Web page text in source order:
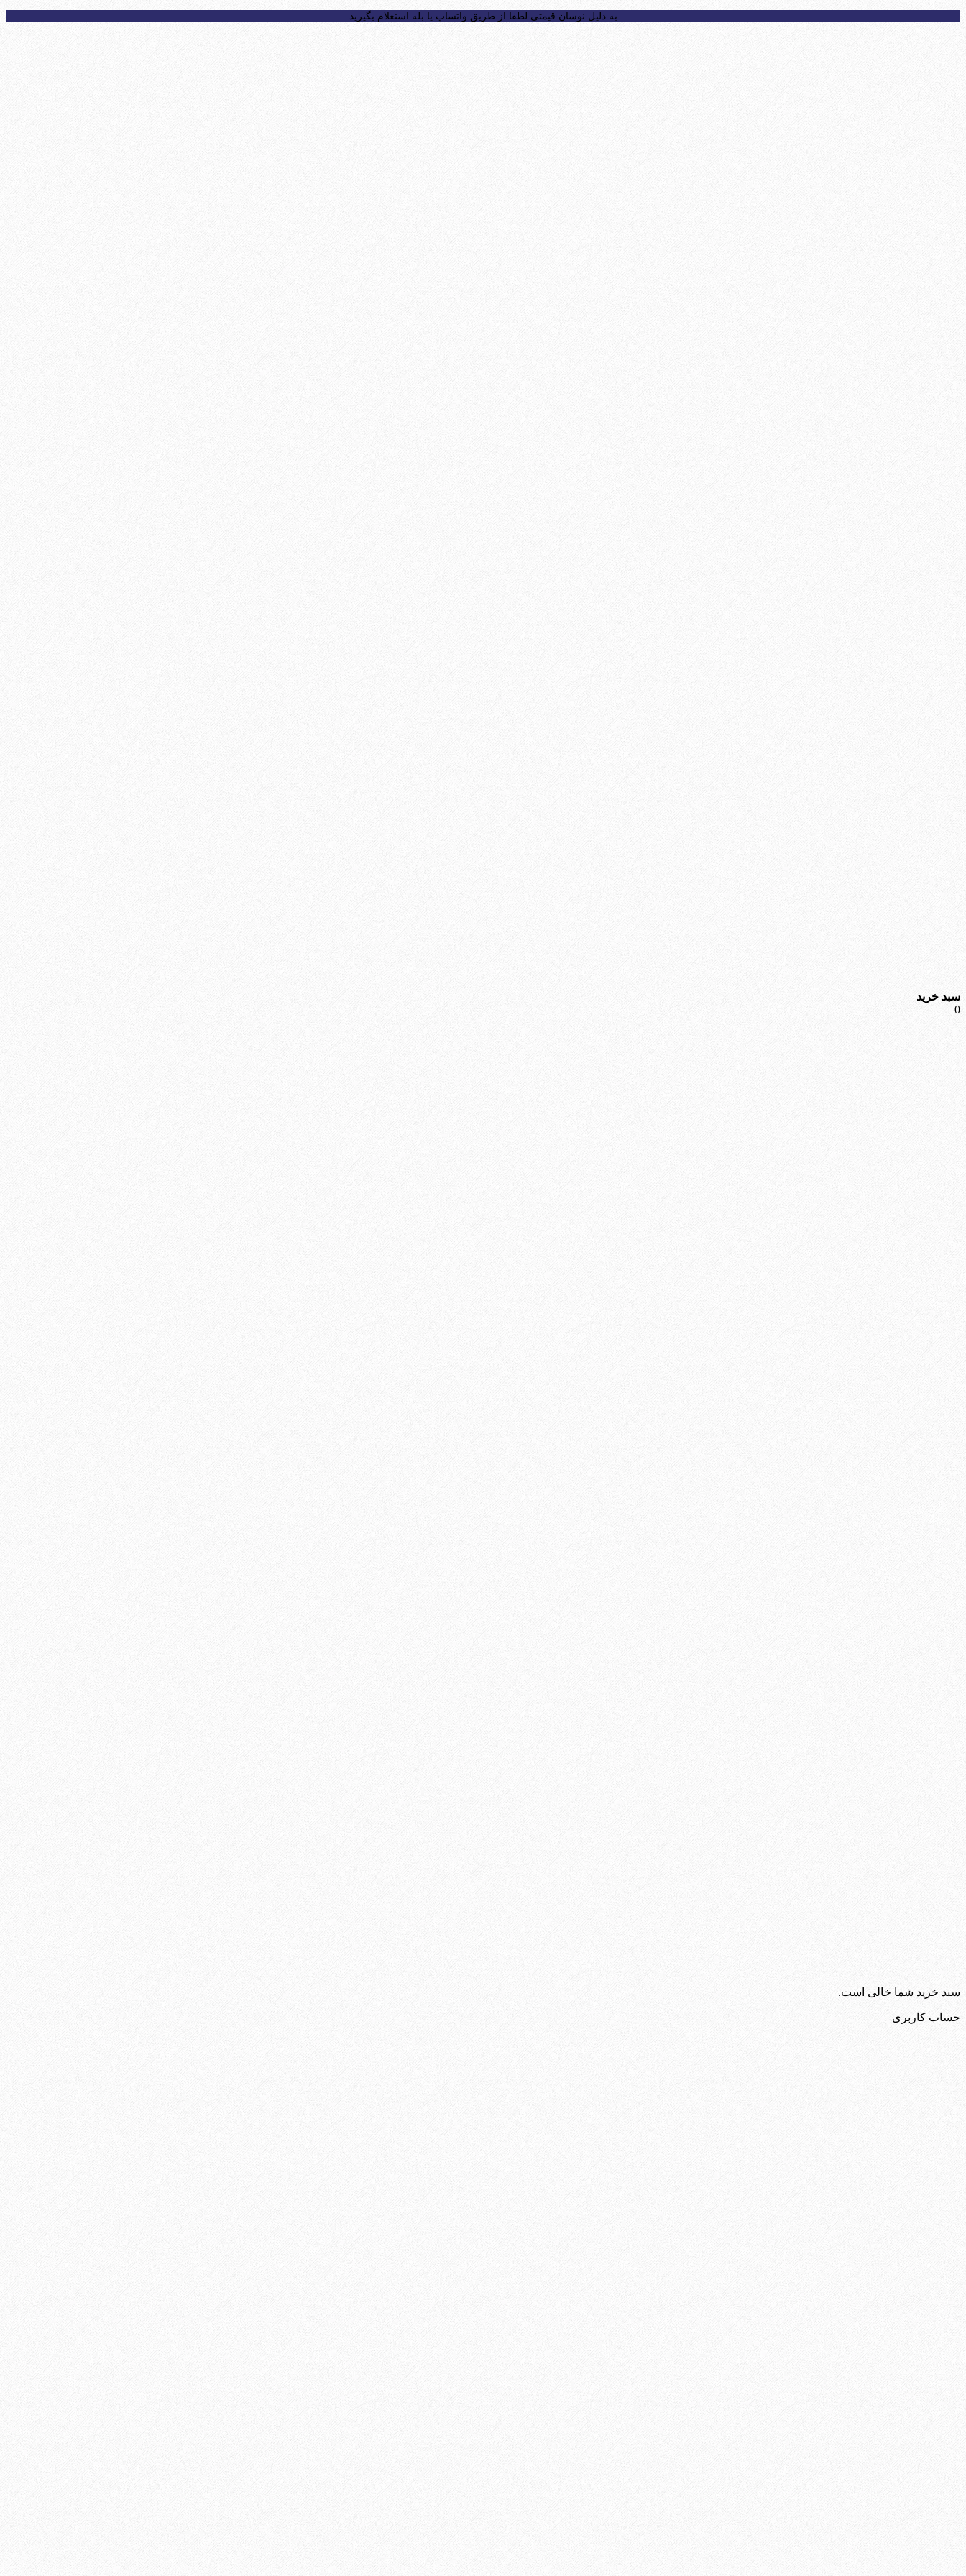
به دلیل نوسان قیمتی لطفا از طریق واتساپ یا بله استعلام بگیرید
سبد خرید
0
سبد خرید شما خالی است.
حساب کاربری